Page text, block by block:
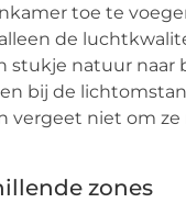
toe te
de
stukje natuur naar
bij de
vergeet niet om
zones